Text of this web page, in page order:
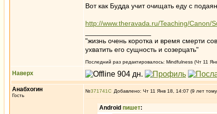
Вот как Будда учит очищать еду с
http://www.theravada.ru/Teaching/Canon/
"жизнь очень коротка и время смерти
ухватить его сущность и созерцать"
Последний раз редактировалось: Mindfulness (Чт 11
Наверх
Анабхогин
Гость
№371741 Добавлено: Чт 11 Янв 18, 14:07 (9 лет
Android пишет: